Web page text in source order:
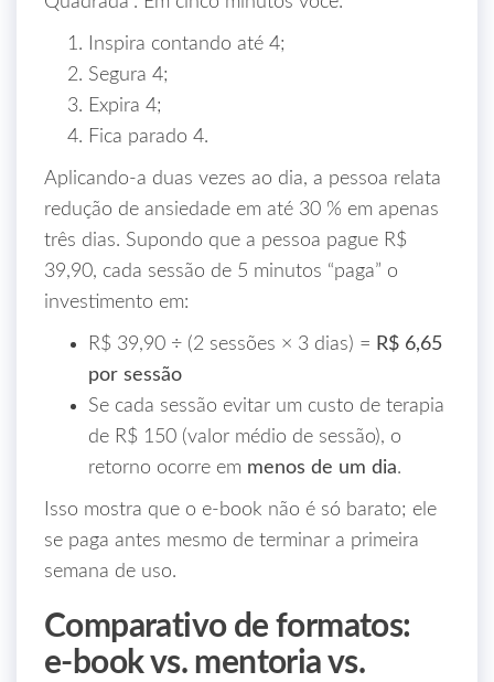
Inspira contando até 4;
Segura 4;
Expira 4;
Fica parado 4.
Aplicando‑a duas vezes ao dia, a pessoa relata
redução de ansiedade em até 30 % em apenas
três dias. Supondo que a pessoa pague R$
39,90, cada sessão de 5 minutos “paga” o
investimento em:
R$ 39,90 ÷ (2 sessões × 3 dias) = R$ 6,65
por sessão
Se cada sessão evitar um custo de terapia
de R$ 150 (valor médio de sessão), o
retorno ocorre em menos de um dia.
Isso mostra que o e‑book não é só barato; ele
se paga antes mesmo de terminar a primeira
semana de uso.
Comparativo de formatos:
e‑book vs. mentoria vs.